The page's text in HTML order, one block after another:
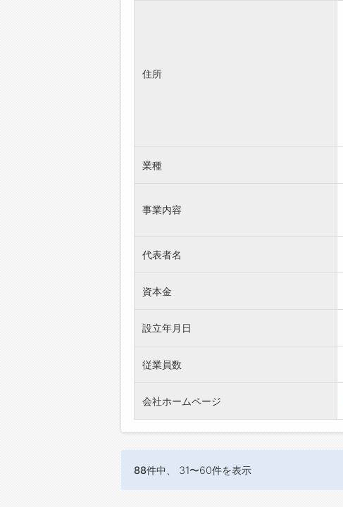
住所
業種
事業内容
代表者名
資本金
設立年月日
従業員数
会社ホームページ
88件中、 31〜60件を表示